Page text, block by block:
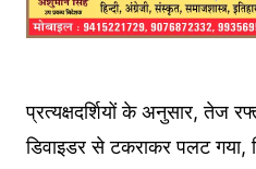
प्रत्यक्षदर्शियों के अनुसार, तेज
डिवाइडर से टकराकर पलट गया,